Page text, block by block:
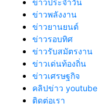
ข่าวประจำวัน
ข่าวพลังงาน
ข่าวยานยนต์
ข่าวรอบทิศ
ข่าวรับสมัตรงาน
ข่าวเด่นท้องถิ่น
ข่าวเศรษฐกิจ
คลิปข่าว youtube
ติดต่อเรา